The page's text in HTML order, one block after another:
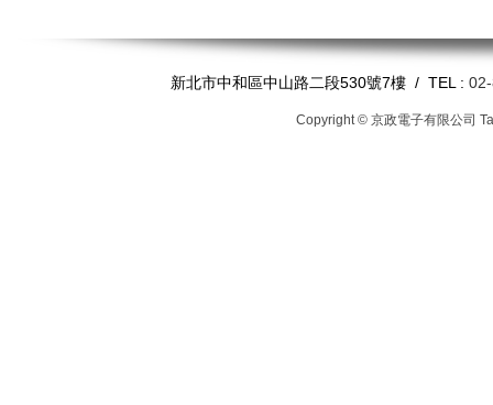
新北市中和區中山路二段530號7樓 / TEL :
Copyright © 京政電子有限公司